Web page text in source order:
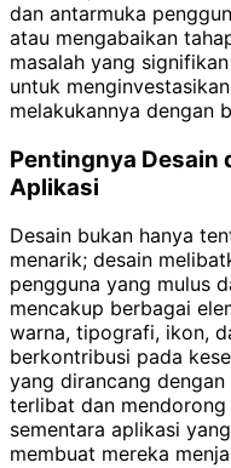
dan antarmuka
atau mengabaikan
masalah yang
untuk
melakukannya dengan
Pentingnya Desain
Aplikasi
Desain bukan hanya
menarik; desain
pengguna yang mulus
mencakup berbagai
warna, tipografi, ikon,
berkontribusi pada
yang dirancang
terlibat dan
sementara aplikasi
membuat mereka